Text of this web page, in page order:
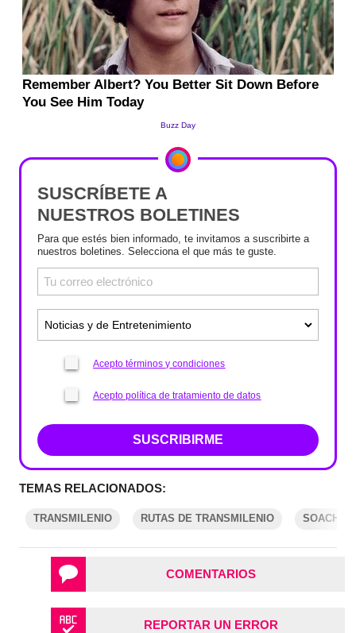
SUSCRÍBETE A
NUESTROS BOLETINES
Para que estés bien informado, te invitamos a suscribirte a
nuestros boletines. Selecciona el que más te guste.
Acepto términos y condiciones
Acepto política de tratamiento de datos
SUSCRIBIRME
TEMAS RELACIONADOS:
TRANSMILENIO RUTAS DE TRANSMILENIO SOACHA
COMENTARIOS
REPORTAR UN ERROR